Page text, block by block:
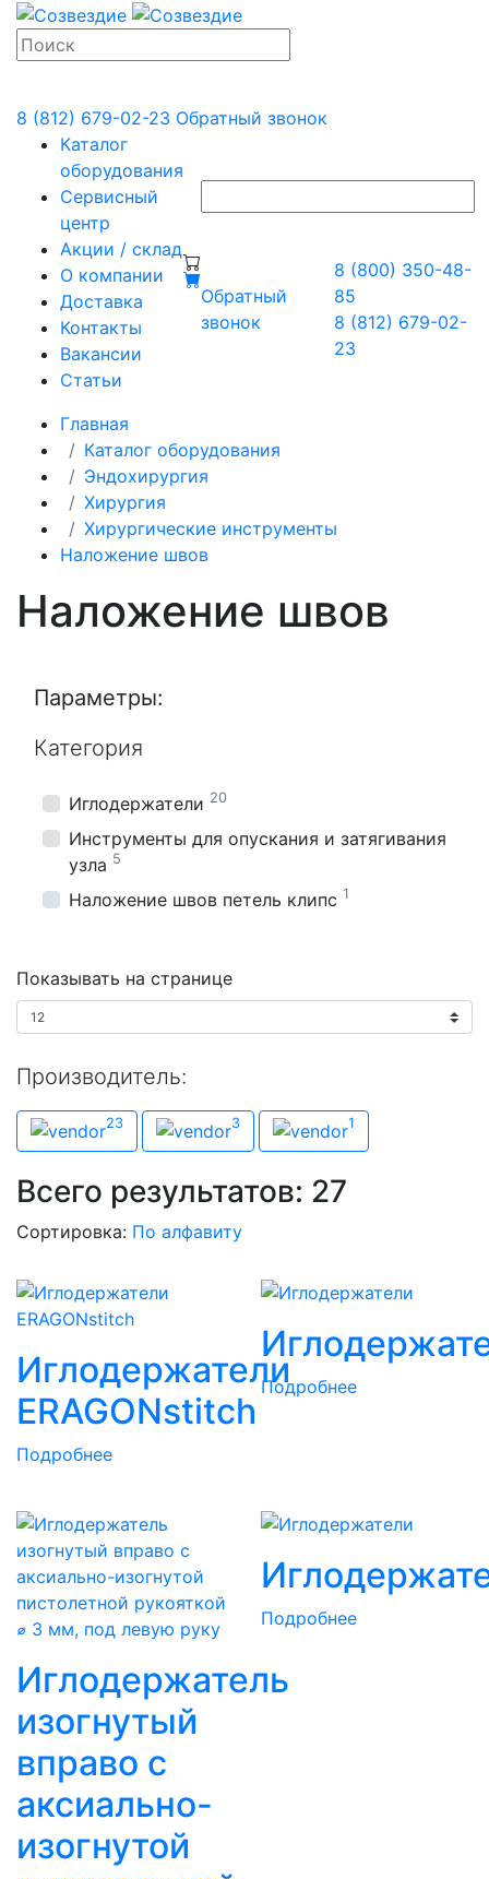
8 (812) 679-02-23 Обратный звонок
Каталог
оборудования
Сервисный
центр
Акции / склад
О компании
Доставка
Контакты
Вакансии
Статьи
Обратный
звонок
8 (800) 350-48-
85
8 (812) 679-02-
23
Главная
Каталог оборудования
Эндохирургия
Хирургия
Хирургические инструменты
Наложение швов
Наложение швов
Параметры:
Категория
Иглодержатели 20
Инструменты для опускания и затягивания
узла 5
Наложение швов петель клипс 1
Показывать на странице
Производитель:
Производитель
Esten
23 Olympus
3 Richard Wolf
1
Всего результатов: 27
Сортировка: По алфавиту
Иглодержатели
ERAGONstitch
Подробнее
Подробнее
Иглодержатель
изогнутый
вправо с
аксиально-
изогнутой
Подробнее